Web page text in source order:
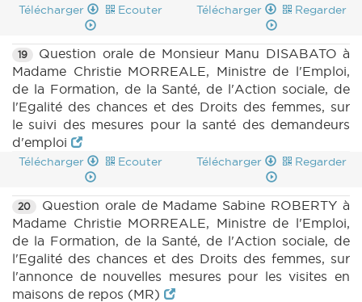
Télécharger Ecouter Télécharger Regarder
19
Question orale de Monsieur Manu DISABATO à
Madame Christie MORREALE, Ministre de l'Emploi,
de la Formation, de la Santé, de l'Action sociale, de
l'Egalité des chances et des Droits des femmes, sur
le suivi des mesures pour la santé des demandeurs
d'emploi
Télécharger Ecouter Télécharger Regarder
20
Question orale de Madame Sabine ROBERTY à
Madame Christie MORREALE, Ministre de l'Emploi,
de la Formation, de la Santé, de l'Action sociale, de
l'Egalité des chances et des Droits des femmes, sur
l'annonce de nouvelles mesures pour les visites en
maisons de repos (MR)